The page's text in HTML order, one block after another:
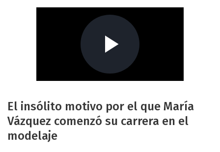
El insólito motivo por el que María
Vázquez comenzó su carrera en el
modelaje